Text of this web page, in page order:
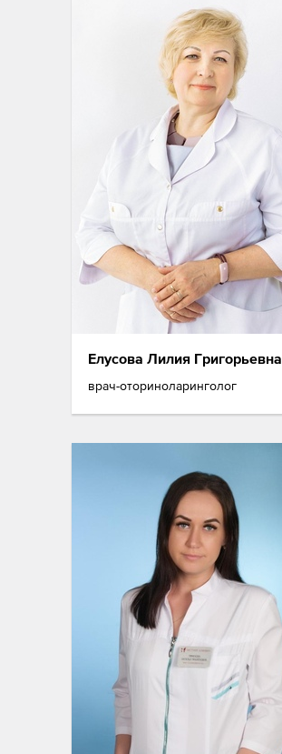
Елусова Лилия Григорьевна
врач-оториноларинголог